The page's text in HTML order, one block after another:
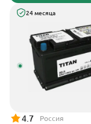
24 месяца
4.7 Россия